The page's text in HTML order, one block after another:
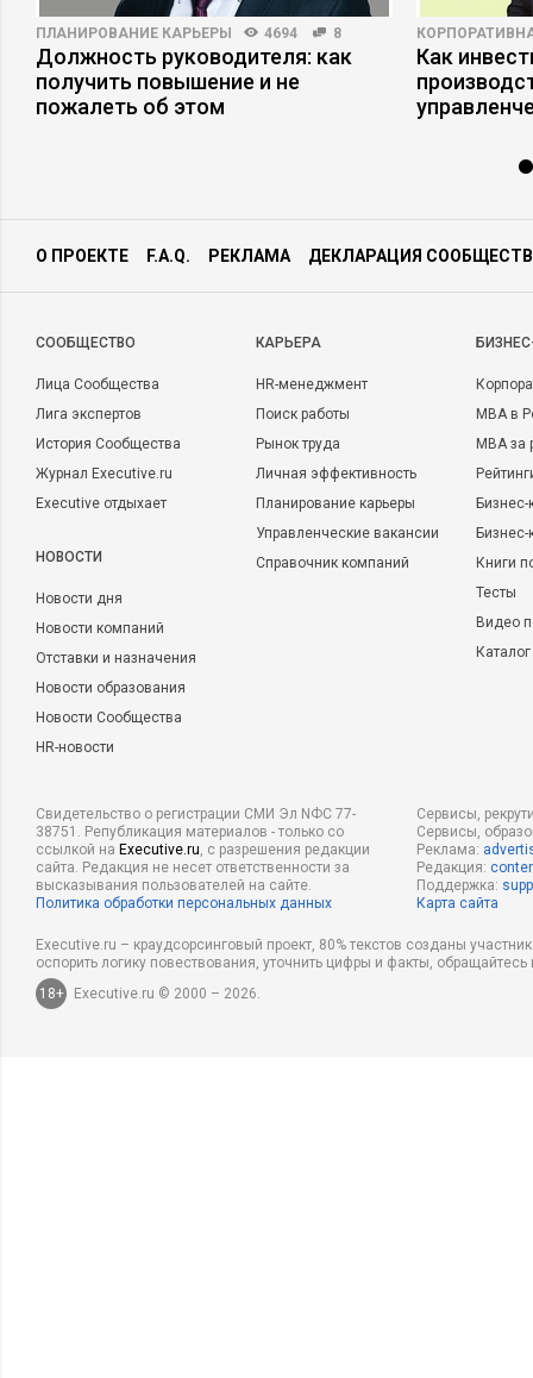
ПЛАНИРОВАНИЕ КАРЬЕРЫ 4694 8
Должность руководителя: как
получить повышение и не
пожалеть об этом
Как
О ПРОЕКТЕ F.A.Q. РЕКЛАМА ДЕКЛАРАЦИЯ
CООБЩЕСТВО
Лица Сообщества
Лига экспертов
История Сообщества
Журнал Executive.ru
Executive отдыхает
НОВОСТИ
Новости дня
Новости компаний
Отставки и назначения
Новости образования
Новости Сообщества
HR-новости
КАРЬЕРА
HR-менеджмент
Поиск работы
Рынок труда
Личная эффективность
Планирование карьеры
Управленческие вакансии
Справочник компаний
MBA в
MBA
Бизнес-
Книги
Тесты
Видео
Свидетельство о регистрации СМИ Эл NФС 77-
38751. Републикация материалов - только со
ссылкой на Executive.ru, с разрешения редакции
сайта. Редакция не несет ответственности за
высказывания пользователей на сайте.
Политика обработки персональных данных
Сервисы,
Сервисы,
Реклама:
Редакция:
Поддержка:
Карта сайта
Executive.ru – краудсорсинговый проект, 80% текстов созданы
оспорить логику повествования, уточнить цифры и факты,
18+
Executive.ru © 2000 – 2026.